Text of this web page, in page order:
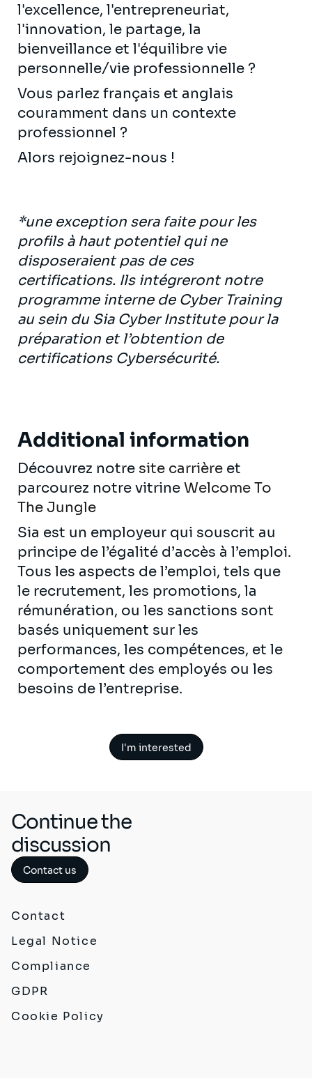
l'excellence, l'entrepreneuriat,
l'innovation, le partage, la
bienveillance et l'équilibre vie
personnelle/vie professionnelle ?
Vous parlez français et anglais
couramment dans un contexte
professionnel ?
Alors rejoignez-nous !
*une exception sera faite pour les
profils à haut potentiel qui ne
disposeraient pas de ces
certifications. Ils intégreront notre
programme interne de Cyber Training
au sein du Sia Cyber Institute pour la
préparation et l’obtention de
certifications Cybersécurité.
Additional information
Découvrez notre site carrière et
parcourez notre vitrine Welcome To
The Jungle
Sia est un employeur qui souscrit au
principe de l’égalité d’accès à l’emploi.
Tous les aspects de l’emploi, tels que
le recrutement, les promotions, la
rémunération, ou les sanctions sont
basés uniquement sur les
performances, les compétences, et le
comportement des employés ou les
besoins de l’entreprise.
I'm interested
Continue the
discussion
Contact us
Contact
Legal Notice
Compliance
GDPR
Cookie Policy